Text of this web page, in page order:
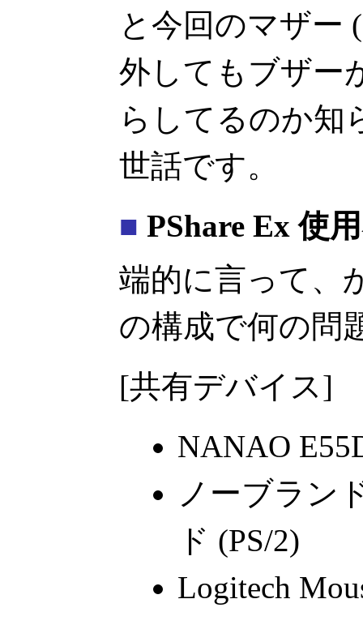
と今回のマザー
外してもブザー
らしてるのか知
世話です。
■ PShare Ex 使
端的に言って、
の構成で何の問
[共有デバイス]
NANAO
ノーブラン
ド (PS/2)
Logitech